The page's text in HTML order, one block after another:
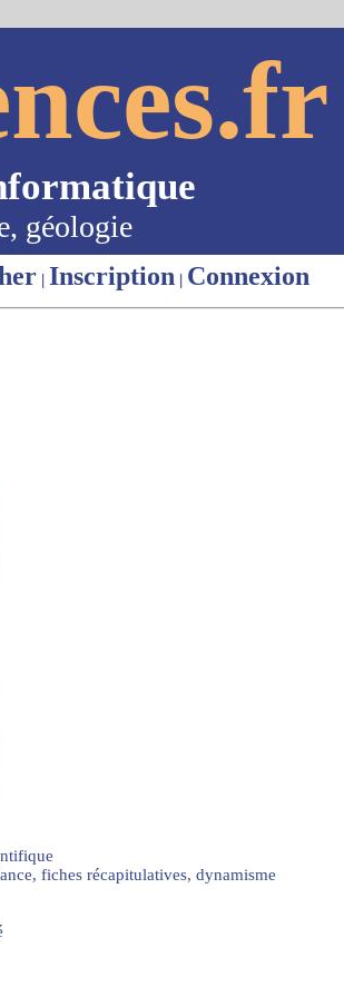
géologie
| Inscription | Connexion
fiches récapitulatives, dynamisme